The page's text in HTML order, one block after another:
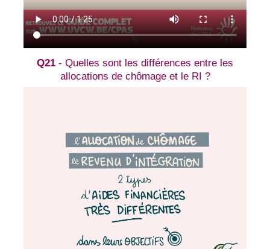
Q21 - Quelles sont les différences entre les
allocations de chômage et le RI ?